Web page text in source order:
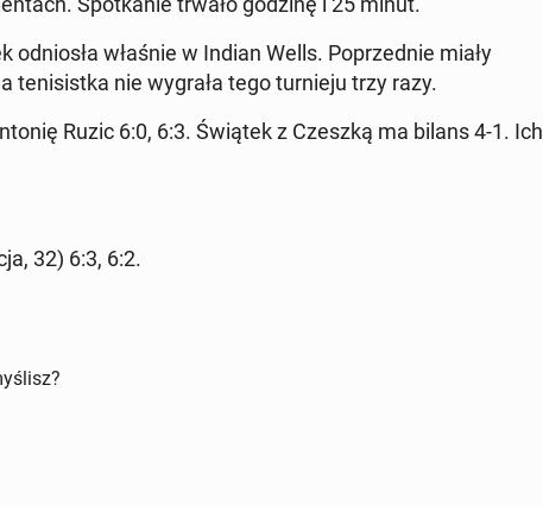
właśnie w Indian Wells. Poprzed­nie miały
teni­sist­ka nie wygrała tego turnieju trzy razy.
Ruzic 6:0, 6:3. Świątek z Czeszką ma bilans 4-1. Ich
32) 6:3, 6:2.